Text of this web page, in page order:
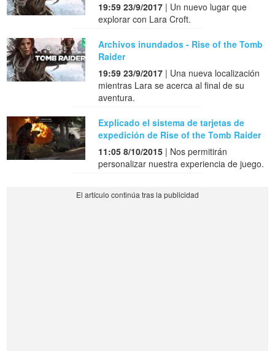
19:59 23/9/2017 | Un nuevo lugar que
explorar con Lara Croft.
Archivos inundados - Rise of the Tomb
Raider
19:59 23/9/2017 | Una nueva localización
mientras Lara se acerca al final de su
aventura.
Explicado el sistema de tarjetas de
expedición de Rise of the Tomb Raider
11:05 8/10/2015 | Nos permitirán
personalizar nuestra experiencia de juego.